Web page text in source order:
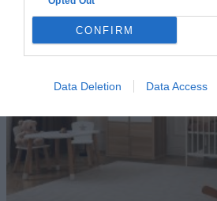
CONFIRM
Data Deletion Data Access